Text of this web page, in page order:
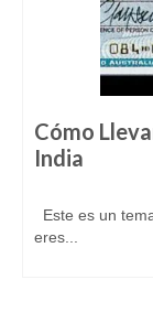
Cómo
India
Este es un
eres...